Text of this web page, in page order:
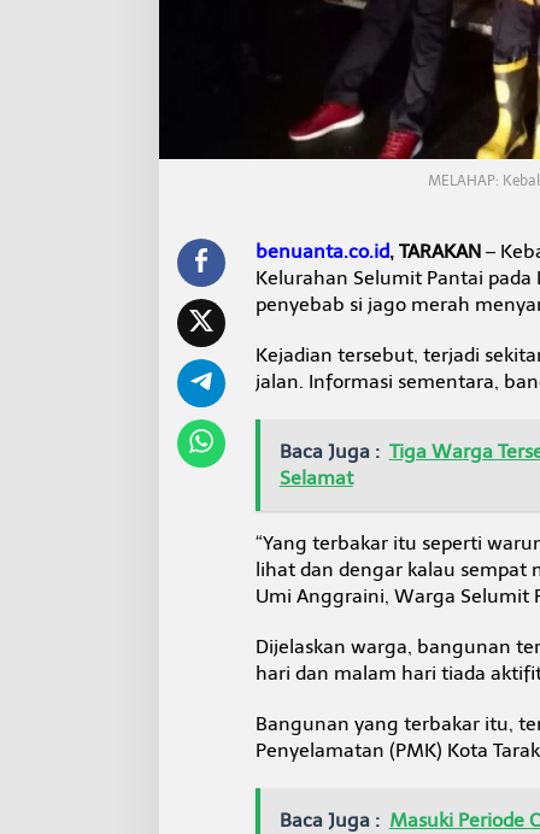
g
d
a
k
MELAHAP:
benuanta.co.id, TARAKAN–
Kelurahan Selumit Pantai
penyebab si jago merah
Kejadian tersebut, terjadi
jalan. Informasi sementara,
Baca Juga : Tiga Warga
Selamat
“Yang terbakar itu seperti
lihat dan dengar kalau sempat
Umi Anggraini, Warga Selumit
Dijelaskan warga, bangunan
hari dan malam hari tiada
Bangunan yang terbakar itu,
Penyelamatan (PMK) Kota
Baca Juga : Masuki Periode